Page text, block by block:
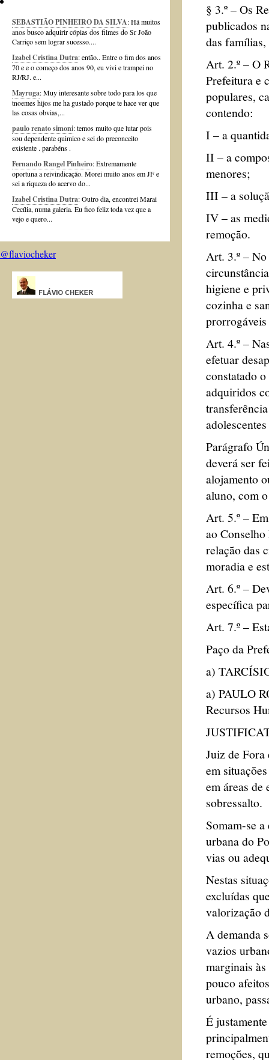
SEBASTIÃO PINHEIRO DA SILVA: Há muitos
anos busco adquirir cópias dos filmes do Sr João
Carriço sem lograr sucesso....
Izabel Cristina Dutra: então.. Entre o fim dos anos
70 e e o começo dos anos 90, eu vivi e trampei no
RJ/RJ. e...
Mayruga: Muy interesante sobre todo para los que
tnoemes hijos me ha gustado porque te hace ver que
las cosas obvias,...
paulo renato simoni: temos muito que lutar pois
sou dependente quimico e sei do preconceito
existente . parabéns .
Fernando Rangel Pinheiro: Extremamente
oportuna a reivindicação. Morei muito anos em JF e
sei a riqueza do acervo do...
Izabel Cristina Dutra: Outro dia, encontrei Marai
Cecília, numa galeria. Eu fico feliz toda vez que a
vejo e quero...
@flaviocheker
§ 3.º – Os
publicados
das famílias,
Art. 2.º – O
Prefeitura e
populares,
contendo:
I – a
II – a
menores;
III – a
IV – as
remoção.
Art. 3.º –
higiene e
cozinha e
Art. 4.º –
efetuar
constatado
adquiridos
Parágrafo
deverá ser
alojamento
aluno, com
Art. 5.º –
ao
relação das
moradia e
Art. 6.º –
específica
Art. 7.º –
Paço da
a)
a) PAULO
Recursos
Juiz de Fora
em
em áreas de
sobressalto.
Somam-se
urbana do
vias ou
Nestas
excluídas
valorização
A demanda
vazios
marginais
pouco
urbano,
É
remoções,